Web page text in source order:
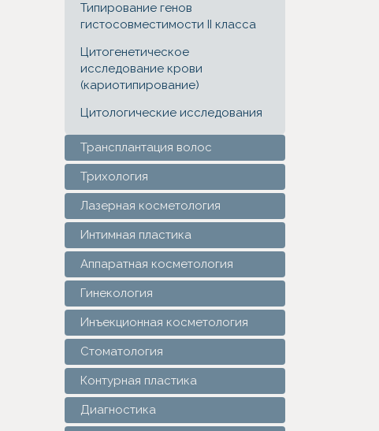
Типирование генов
гистосовместимости II класса
Цитогенетическое
исследование крови
(кариотипирование)
Цитологические исследования
Трансплантация волос
Трихология
Лазерная косметология
Интимная пластика
Аппаратная косметология
Гинекология
Инъекционная косметология
Стоматология
Контурная пластика
Диагностика